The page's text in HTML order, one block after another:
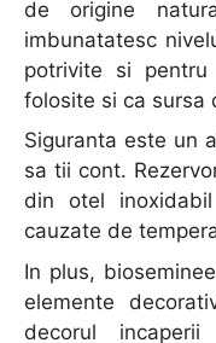
de origine
imbunatatesc
potrivite si
folosite si ca sursa
Siguranta este un
sa tii cont.
din otel
cauzate de
In plus,
elemente
decorul